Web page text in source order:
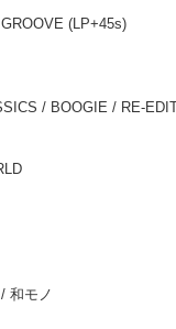
(LP+45s)
/ BOOGIE / RE-
和モノ